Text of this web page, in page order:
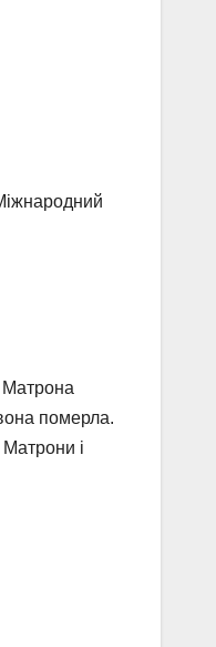
Матрона
померла.
і